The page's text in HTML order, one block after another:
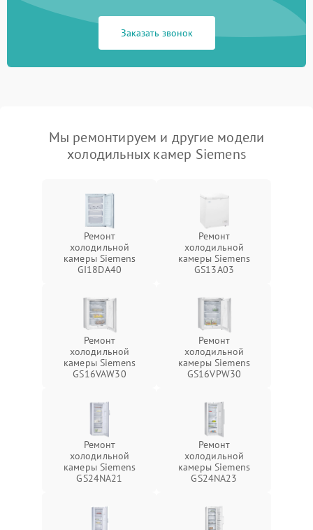
Заказать звонок
Мы ремонтируем и другие модели
холодильных камер Siemens
Ремонт
холодильной
камеры Siemens
GI18DA40
Ремонт
холодильной
камеры Siemens
GS13A03
Ремонт
холодильной
камеры Siemens
GS16VAW30
Ремонт
холодильной
камеры Siemens
GS16VPW30
Ремонт
холодильной
камеры Siemens
GS24NA21
Ремонт
холодильной
камеры Siemens
GS24NA23